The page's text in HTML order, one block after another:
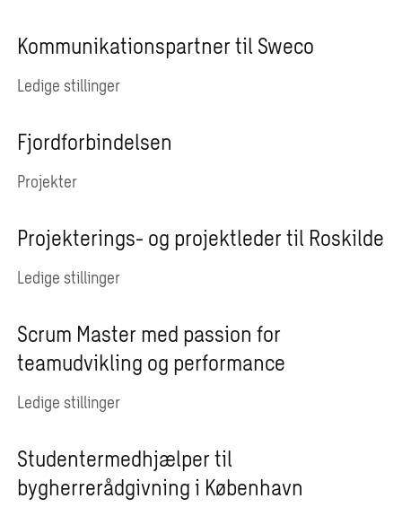
Kommunikationspartner til Sweco
Ledige stillinger
Fjordforbindelsen
Projekter
Projekterings- og projektleder til Roskilde
Ledige stillinger
Scrum Master med passion for
teamudvikling og performance
Ledige stillinger
Studentermedhjælper til
bygherrerådgivning i København